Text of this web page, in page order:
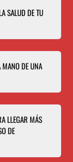
SALUD DE TU
MANO DE UNA
LLEGAR MÁS
DE